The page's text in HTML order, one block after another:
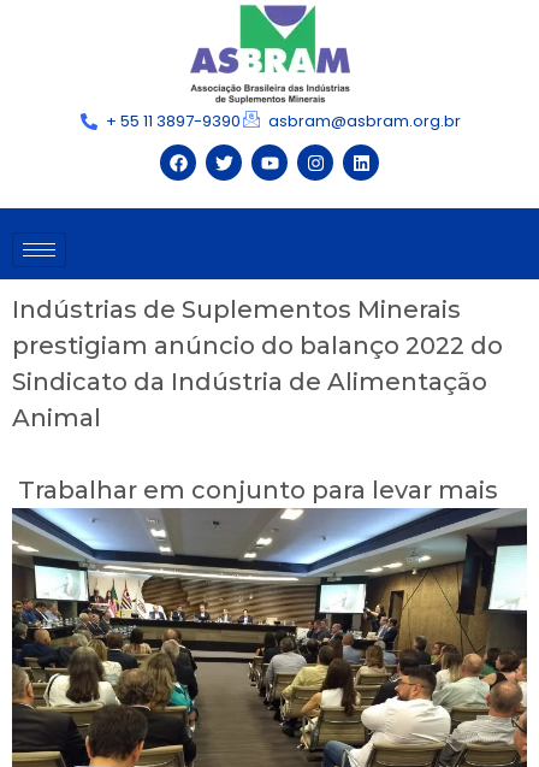
+ 55 11 3897-9390 asbram@asbram.org.br
Indústrias de Suplementos Minerais
prestigiam anúncio do balanço 2022 do
Sindicato da Indústria de Alimentação
Animal
Trabalhar em conjunto para levar mais